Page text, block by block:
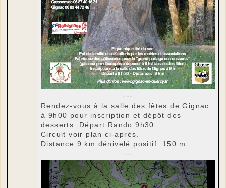
---
Rendez-vous à la salle des fêtes de Gignac
à 9h00 pour inscription et dépôt des
desserts. Départ Rando 9h30 .
Circuit voir plan ci-après.
Distance 9 km dénivelé positif 150 m
---